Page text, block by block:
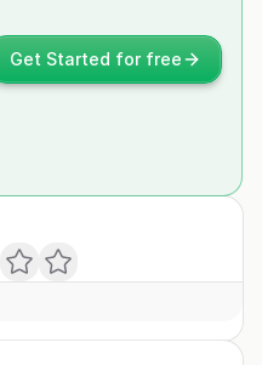
Get Started for free